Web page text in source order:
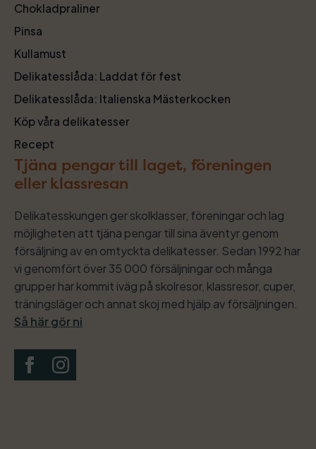
Chokladpraliner
Pinsa
Kullamust
Delikatesslåda: Laddat för fest
Delikatesslåda: Italienska Mästerkocken
Köp våra delikatesser
Recept
Tjäna pengar till laget, föreningen
eller klassresan
Delikatesskungen ger skolklasser, föreningar och lag
möjligheten att tjäna pengar till sina äventyr genom
försäljning av en omtyckta delikatesser. Sedan 1992 har
vi genomfört över 35 000 försäljningar och många
grupper har kommit iväg på skolresor, klassresor, cuper,
träningsläger och annat skoj med hjälp av försäljningen.
Så här gör ni